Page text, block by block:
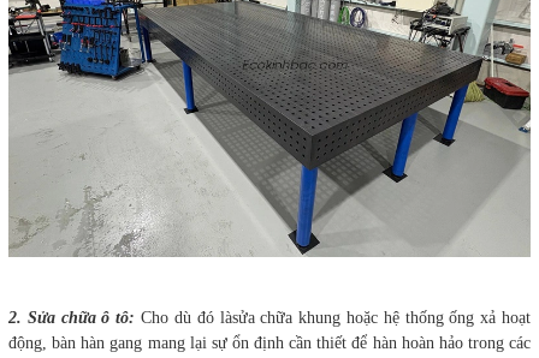
2. Sửa chữa ô tô: Cho dù đó làsửa chữa khung hoặc hệ thống ống xả hoạt
động, bàn hàn gang mang lại sự ổn định cần thiết để hàn hoàn hảo trong các